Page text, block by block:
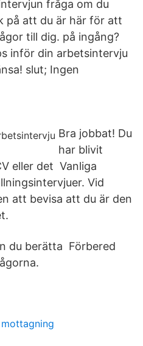
fråga om du
på att du är här för att
till dig. på ingång?
inför din arbetsintervju
slut; Ingen
Bra jobbat! Du
har blivit
eller det Vanliga
Vid
att bevisa att du är den
du berätta Förbered